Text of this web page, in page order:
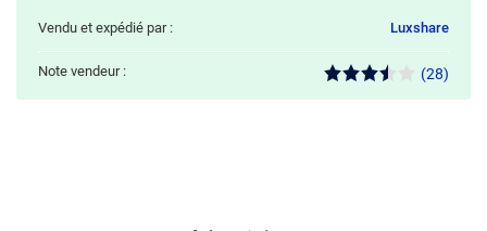
Vendu et expédié par : Luxshare
Note vendeur : (28)